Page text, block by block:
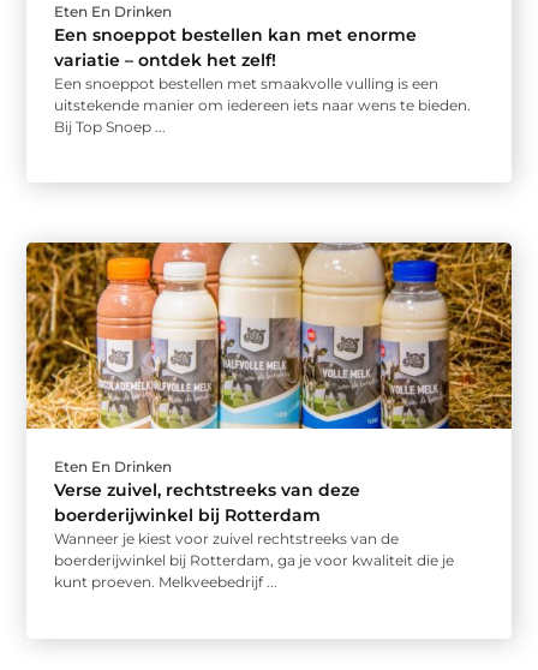
Eten En Drinken
Een snoeppot bestellen kan met enorme
variatie – ontdek het zelf!
Een snoeppot bestellen met smaakvolle vulling is een
uitstekende manier om iedereen iets naar wens te bieden.
Bij Top Snoep ...
Eten En Drinken
Verse zuivel, rechtstreeks van deze
boerderijwinkel bij Rotterdam
Wanneer je kiest voor zuivel rechtstreeks van de
boerderijwinkel bij Rotterdam, ga je voor kwaliteit die je
kunt proeven. Melkveebedrijf ...